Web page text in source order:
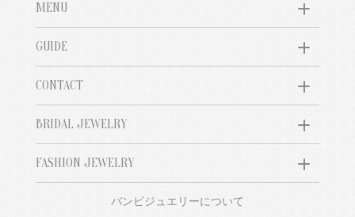
MENU
GUIDE
CONTACT
BRIDAL JEWELRY
FASHION JEWELRY
バンビジュエリーについて